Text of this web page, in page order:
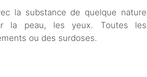
la substance de quelque nature
la peau, les yeux. Toutes les
ou des surdoses.